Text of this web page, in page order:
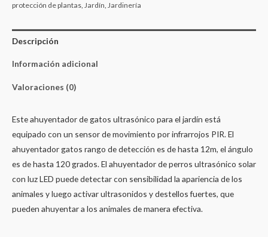
protección de plantas, Jardín, Jardinería
Descripción
Información adicional
Valoraciones (0)
Este ahuyentador de gatos ultrasónico para el jardín está
equipado con un sensor de movimiento por infrarrojos PIR. El
ahuyentador gatos rango de detección es de hasta 12m, el ángulo
es de hasta 120 grados. El ahuyentador de perros ultrasónico solar
con luz LED puede detectar con sensibilidad la apariencia de los
animales y luego activar ultrasonidos y destellos fuertes, que
pueden ahuyentar a los animales de manera efectiva.